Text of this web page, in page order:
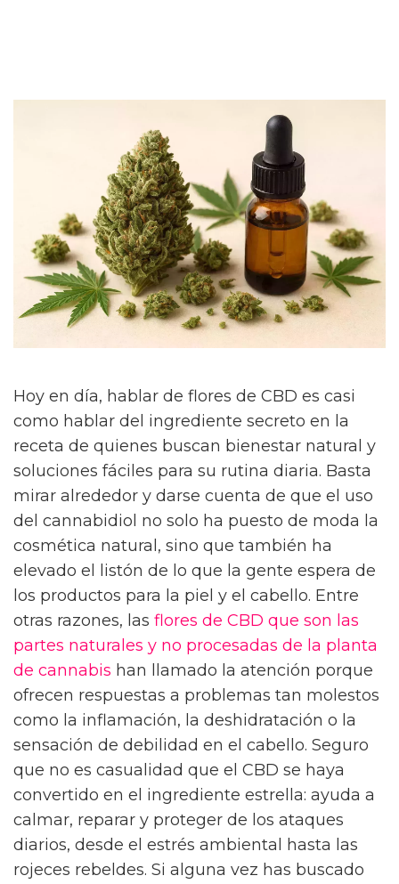
Hoy en día, hablar de flores de CBD es casi
como hablar del ingrediente secreto en la
receta de quienes buscan bienestar natural y
soluciones fáciles para su rutina diaria. Basta
mirar alrededor y darse cuenta de que el uso
del cannabidiol no solo ha puesto de moda la
cosmética natural, sino que también ha
elevado el listón de lo que la gente espera de
los productos para la piel y el cabello. Entre
otras razones, las flores de CBD que son las
partes naturales y no procesadas de la planta
de cannabis han llamado la atención porque
ofrecen respuestas a problemas tan molestos
como la inflamación, la deshidratación o la
sensación de debilidad en el cabello. Seguro
que no es casualidad que el CBD se haya
convertido en el ingrediente estrella: ayuda a
calmar, reparar y proteger de los ataques
diarios, desde el estrés ambiental hasta las
rojeces rebeldes. Si alguna vez has buscado